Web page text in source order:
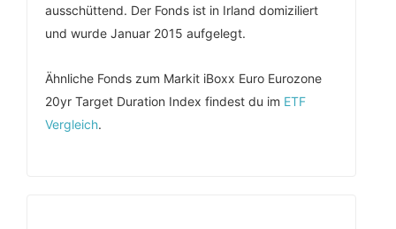
ausschüttend. Der Fonds ist in Irland domiziliert
und wurde Januar 2015 aufgelegt.
Ähnliche Fonds zum Markit iBoxx Euro Eurozone
20yr Target Duration Index findest du im ETF
Vergleich.